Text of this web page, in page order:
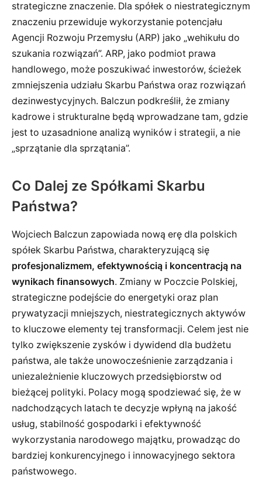
strategiczne znaczenie. Dla spółek o niestrategicznym
znaczeniu przewiduje wykorzystanie potencjału
Agencji Rozwoju Przemysłu (ARP) jako „wehikułu do
szukania rozwiązań”. ARP, jako podmiot prawa
handlowego, może poszukiwać inwestorów, ścieżek
zmniejszenia udziału Skarbu Państwa oraz rozwiązań
dezinwestycyjnych. Balczun podkreślił, że zmiany
kadrowe i strukturalne będą wprowadzane tam, gdzie
jest to uzasadnione analizą wyników i strategii, a nie
„sprzątanie dla sprzątania”.
Co Dalej ze Spółkami Skarbu
Państwa?
Wojciech Balczun zapowiada nową erę dla polskich
spółek Skarbu Państwa, charakteryzującą się
profesjonalizmem, efektywnością i koncentracją na
wynikach finansowych. Zmiany w Poczcie Polskiej,
strategiczne podejście do energetyki oraz plan
prywatyzacji mniejszych, niestrategicznych aktywów
to kluczowe elementy tej transformacji. Celem jest nie
tylko zwiększenie zysków i dywidend dla budżetu
państwa, ale także unowocześnienie zarządzania i
uniezależnienie kluczowych przedsiębiorstw od
bieżącej polityki. Polacy mogą spodziewać się, że w
nadchodzących latach te decyzje wpłyną na jakość
usług, stabilność gospodarki i efektywność
wykorzystania narodowego majątku, prowadząc do
bardziej konkurencyjnego i innowacyjnego sektora
państwowego.